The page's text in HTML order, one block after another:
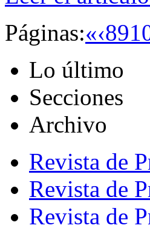
Páginas:«‹89
Lo último
Secciones
Archivo
Revista de
Revista de
Revista de